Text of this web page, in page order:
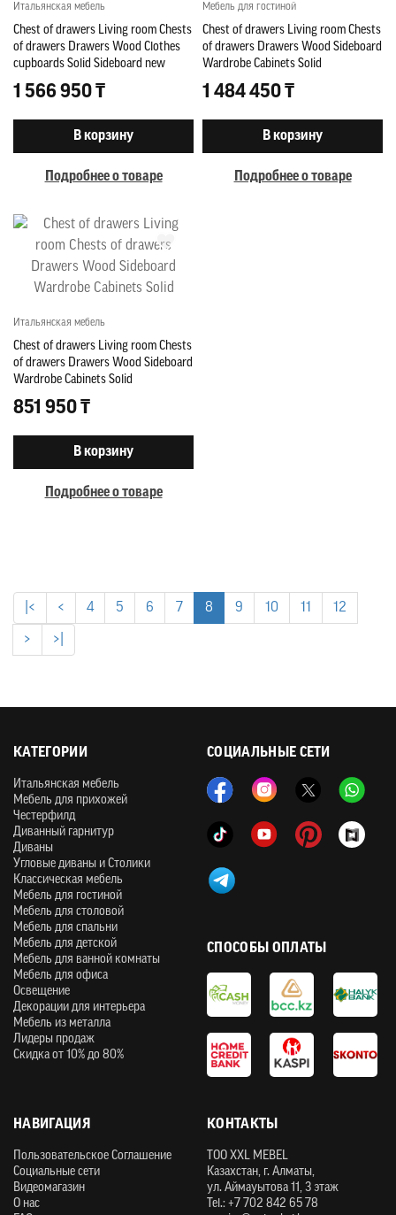
Итальянская мебель
Chest of drawers Living room Chests
of drawers Drawers Wood Clothes
cupboards Solid Sideboard new
1 566 950 ₸
В корзину
Подробнее о товаре
Мебель для гостиной
Chest of drawers Living room Chests
of drawers Drawers Wood Sideboard
Wardrobe Cabinets Solid
1 484 450 ₸
В корзину
Подробнее о товаре
Итальянская мебель
Chest of drawers Living room Chests
of drawers Drawers Wood Sideboard
Wardrobe Cabinets Solid
851 950 ₸
В корзину
Подробнее о товаре
|< < 4 5 6 7 8 9 10 11 12
> >|
СОЦИАЛЬНЫЕ СЕТИ
КАТЕГОРИИ
Итальянская мебель
Мебель для прихожей
Честерфилд
Диванный гарнитур
Диваны
Угловые диваны и Столики
Классическая мебель
Мебель для гостиной
Мебель для столовой
Мебель для спальни
Мебель для детской
Мебель для ванной комнаты
Мебель для офиса
Освещение
Декорации для интерьера
Мебель из металла
Лидеры продаж
Скидка от 10% до 80%
НАВИГАЦИЯ
Пользовательское Соглашение
Социальные сети
Видеомагазин
О нас
СПОСОБЫ ОПЛАТЫ
КОНТАКТЫ
ТOO XXL MEBEL
Казахстан, г. Алматы,
ул. Аймауытова 11, 3 этаж
Tel.: +7 702 842 65 78